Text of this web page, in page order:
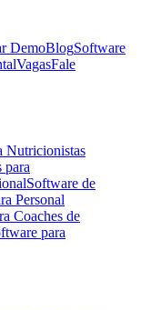
DemoBlogSoftware
VagasFale
Nutricionistas
para
Software de
Personal
Coaches de
para